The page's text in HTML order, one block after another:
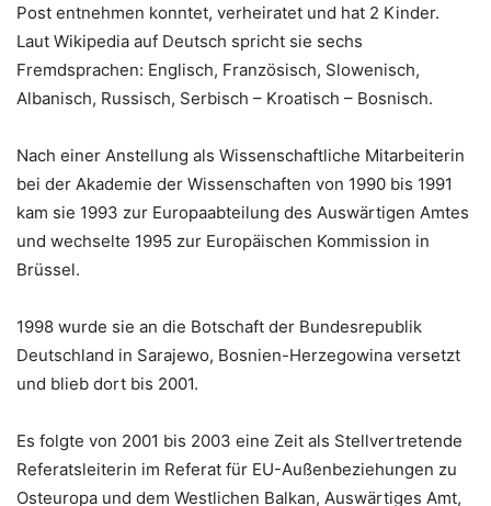
Post entnehmen konntet, verheiratet und hat 2 Kinder.
Laut Wikipedia auf Deutsch spricht sie sechs
Fremdsprachen: Englisch, Französisch, Slowenisch,
Albanisch, Russisch, Serbisch – Kroatisch – Bosnisch.
Nach einer Anstellung als Wissenschaftliche Mitarbeiterin
bei der Akademie der Wissenschaften von 1990 bis 1991
kam sie 1993 zur Europaabteilung des Auswärtigen Amtes
und wechselte 1995 zur Europäischen Kommission in
Brüssel.
1998 wurde sie an die Botschaft der Bundesrepublik
Deutschland in Sarajewo, Bosnien-Herzegowina versetzt
und blieb dort bis 2001.
Es folgte von 2001 bis 2003 eine Zeit als Stellvertretende
Referatsleiterin im Referat für EU-Außenbeziehungen zu
Osteuropa und dem Westlichen Balkan, Auswärtiges Amt,